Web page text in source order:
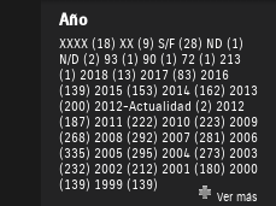
Año
XXXX (18) XX (9) S/F (28) ND (1)
N/D (2) 93 (1) 90 (1) 72 (1) 213
(1) 2018 (13) 2017 (83) 2016
(139) 2015 (153) 2014 (162) 2013
(200) 2012-Actualidad (2) 2012
(187) 2011 (222) 2010 (223) 2009
(268) 2008 (292) 2007 (281) 2006
(335) 2005 (295) 2004 (273) 2003
(232) 2002 (212) 2001 (180) 2000
(139) 1999 (139)
Ver más